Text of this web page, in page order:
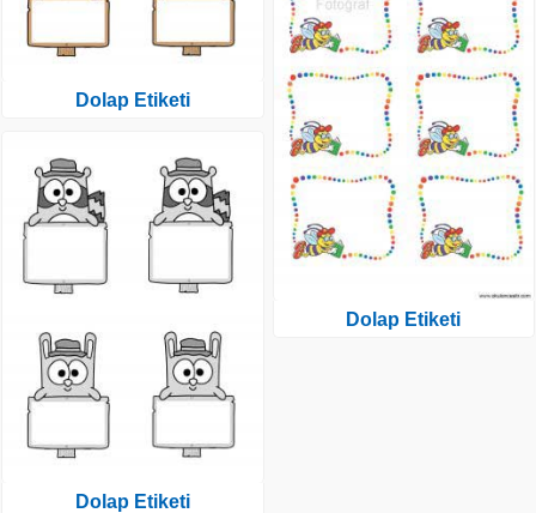
Dolap Etiketi
Dolap Etiketi
Dolap Etiketi